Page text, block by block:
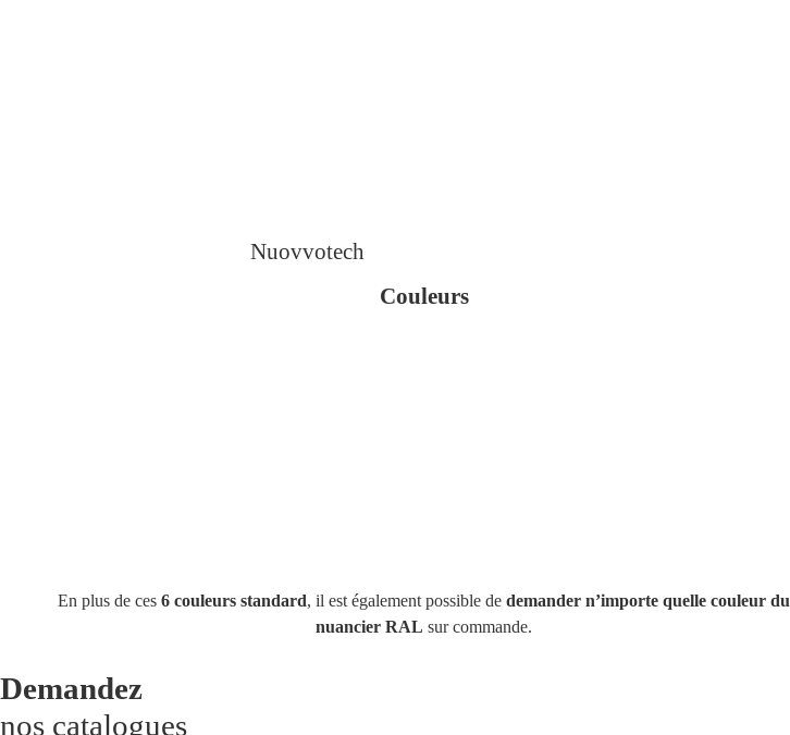
Nuovvotech
Couleurs
En plus de ces6 couleurs standard, il est également possible dedemander n’importe quelle couleur du
nuancier RAL sur commande.
Demandez
nos catalogues